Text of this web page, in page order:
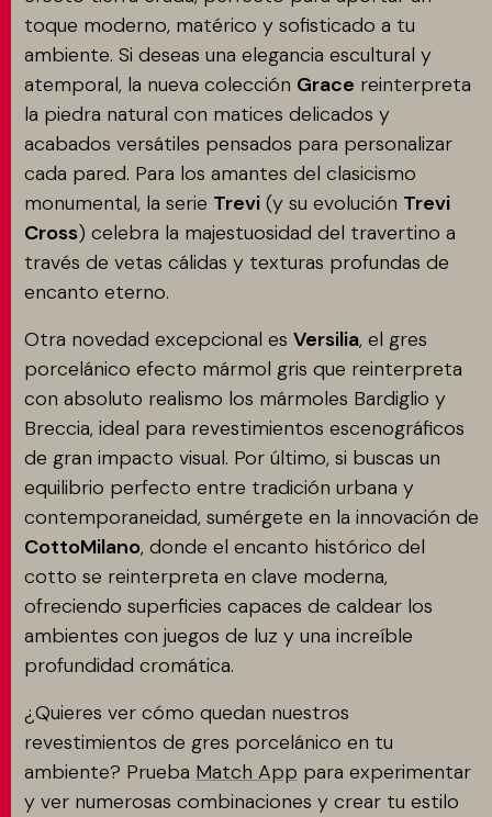
toque moderno, matérico y sofisticado a tu
ambiente. Si deseas una elegancia escultural y
atemporal, la nueva colección Grace reinterpreta
la piedra natural con matices delicados y
acabados versátiles pensados para personalizar
cada pared. Para los amantes del clasicismo
monumental, la serie Trevi (y su evolución Trevi
Cross) celebra la majestuosidad del travertino a
través de vetas cálidas y texturas profundas de
encanto eterno.
Otra novedad excepcional es Versilia, el gres
porcelánico efecto mármol gris que reinterpreta
con absoluto realismo los mármoles Bardiglio y
Breccia, ideal para revestimientos escenográficos
de gran impacto visual. Por último, si buscas un
equilibrio perfecto entre tradición urbana y
contemporaneidad, sumérgete en la innovación de
CottoMilano, donde el encanto histórico del
cotto se reinterpreta en clave moderna,
ofreciendo superficies capaces de caldear los
ambientes con juegos de luz y una increíble
profundidad cromática.
¿Quieres ver cómo quedan nuestros
revestimientos de gres porcelánico en tu
ambiente? Prueba Match App para experimentar
y ver numerosas combinaciones y crear tu estilo